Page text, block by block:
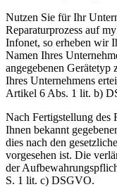
Nutzen Sie für Ihr
Reparaturprozess auf
Infonet, so erheben wir
Namen Ihres
angegebenen
Ihres Unternehmens
Artikel 6 Abs. 1 lit. b)
Nach Fertigstellung des
Ihnen bekannt
dies nach den
vorgesehen ist. Die
der
S. 1 lit. c) DSGVO.